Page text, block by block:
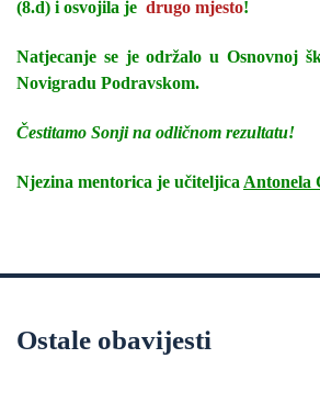
(8.d) i osvojila je drugo mjesto!
Natjecanje se je održalo u Osnovnoj
Novigradu Podravskom.
Čestitamo Sonji na odličnom rezultatu!
Njezina mentorica je učiteljica Antonela
Ostale obavijesti